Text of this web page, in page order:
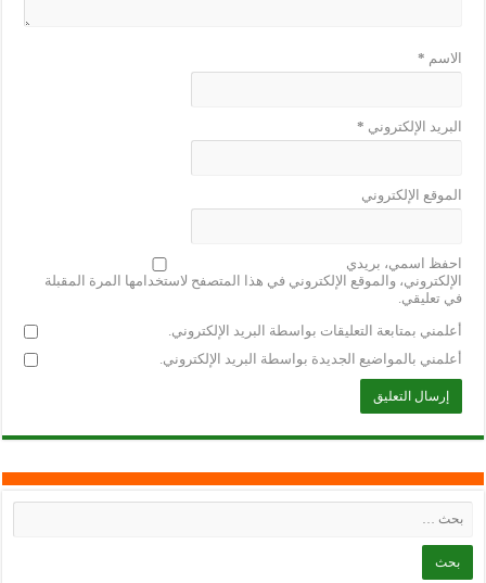
الاسم *
البريد الإلكتروني *
الموقع الإلكتروني
احفظ اسمي، بريدي
الإلكتروني، والموقع الإلكتروني في هذا المتصفح لاستخدامها المرة المقبلة
في تعليقي.
أعلمني بمتابعة التعليقات بواسطة البريد الإلكتروني.
أعلمني بالمواضيع الجديدة بواسطة البريد الإلكتروني.